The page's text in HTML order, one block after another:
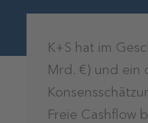
K+S hat im
Mrd. €) und ein
Freie Cashflow